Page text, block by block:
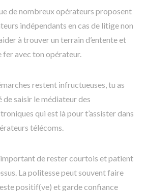
de nombreux opérateurs proposent
indépendants en cas de litige non
à trouver un terrain d’entente et
fer avec ton opérateur.
restent infructueuses, tu as
saisir le médiateur des
qui est là pour t’assister dans
télécoms.
important de rester courtois et patient
La politesse peut souvent faire
positif(ve) et garde confiance